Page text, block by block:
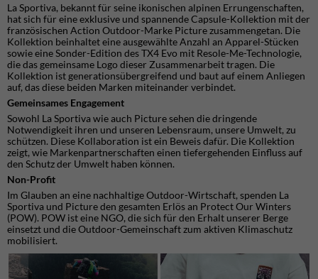
La Sportiva, bekannt für seine ikonischen alpinen Errungenschaften,
hat sich für eine exklusive und spannende Capsule-Kollektion mit der
französischen Action Outdoor-Marke Picture zusammengetan. Die
Kollektion beinhaltet eine ausgewählte Anzahl an Apparel-Stücken
sowie eine Sonder-Edition des TX4 Evo mit Resole-Me-Technologie,
die das gemeinsame Logo dieser Zusammenarbeit tragen. Die
Kollektion ist generationsübergreifend und baut auf einem Anliegen
auf, das diese beiden Marken miteinander verbindet.
Gemeinsames Engagement
Sowohl La Sportiva wie auch Picture sehen die dringende
Notwendigkeit ihren und unseren Lebensraum, unsere Umwelt, zu
schützen. Diese Kollaboration ist ein Beweis dafür. Die Kollektion
zeigt, wie Markenpartnerschaften einen tiefergehenden Einfluss auf
den Schutz der Umwelt haben können.
Non-Profit
Im Glauben an eine nachhaltige Outdoor-Wirtschaft, spenden La
Sportiva und Picture den gesamten Erlös an Protect Our Winters
(POW). POW ist eine NGO, die sich für den Erhalt unserer Berge
einsetzt und die Outdoor-Gemeinschaft zum aktiven Klimaschutz
mobilisiert.